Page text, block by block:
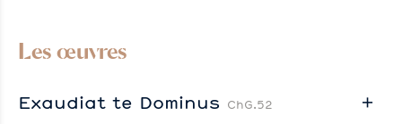
Les œuvres
Exaudiat te Dominus ChG.52